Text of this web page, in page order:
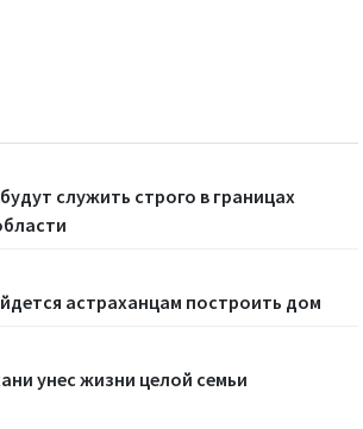
служить строго в границах
астраханцам построить дом
унес жизни целой семьи